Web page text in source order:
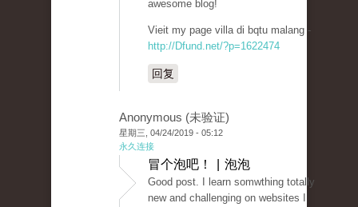
awesomе blog!
Vieіt my page villa di bqtu malang -
http://Dfund.net/?p=1622474
回复
Anonymous (未验证)
星期三, 04/24/2019 - 05:12
永久连接
冒个泡吧！ | 泡泡
Good post. I learn somᴡthing totally
new and challenging on websites I